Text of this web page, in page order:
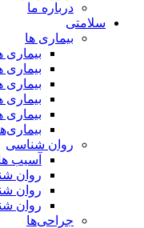
درباره ما
سلامتی
بیماری ها
بیماری
بیماری
بیماری
روان شناسی
آسیب
روان
روان
روان
جراحی‌ها